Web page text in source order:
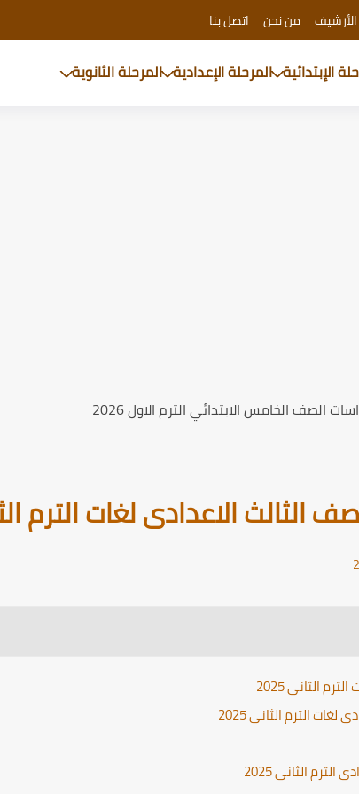
الأرشيف من نحن اتصل بنا
الإبتدائية المرحلة الإعدادية المرحلة الثانوية
الصف الخامس الابتدائي الترم الاول 2026